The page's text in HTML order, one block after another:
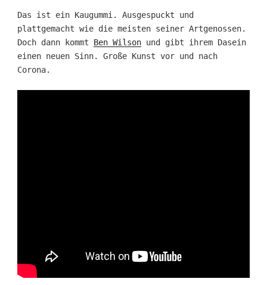
Das ist ein Kaugummi. Ausgespuckt und
plattgemacht wie die meisten seiner Artgenossen.
Doch dann kommt Ben Wilsonund gibt ihrem Dasein
einen neuen Sinn. Große Kunst vor und nach
Corona.